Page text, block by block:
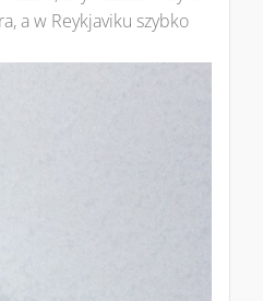
a w Reykjaviku szybko